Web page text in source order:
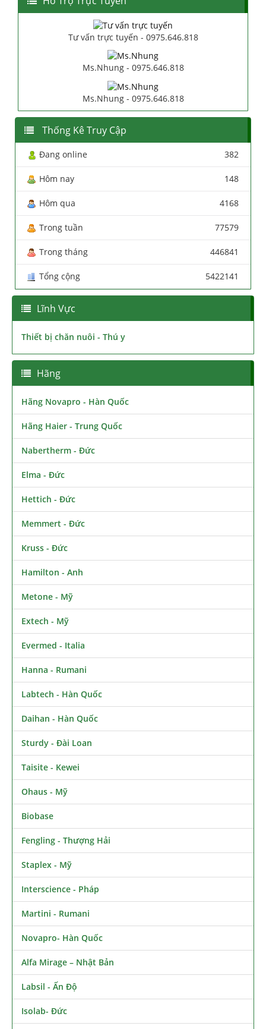
Tư vấn trực tuyến - 0975.646.818
Ms.Nhung - 0975.646.818
Ms.Nhung - 0975.646.818
Thống Kê Truy Cập
Đang online 382
Hôm nay 148
Hôm qua 4168
Trong tuần 77579
Trong tháng 446841
Tổng cộng 5422141
Lĩnh Vực
Thiết bị chăn nuôi - Thú y
Hãng
Hãng Novapro - Hàn Quốc
Hãng Haier - Trung Quốc
Nabertherm - Đức
Elma - Đức
Hettich - Đức
Memmert - Đức
Kruss - Đức
Hamilton - Anh
Metone - Mỹ
Extech - Mỹ
Evermed - Italia
Hanna - Rumani
Labtech - Hàn Quốc
Daihan - Hàn Quốc
Sturdy - Đài Loan
Taisite - Kewei
Ohaus - Mỹ
Biobase
Fengling - Thượng Hải
Staplex - Mỹ
Interscience - Pháp
Martini - Rumani
Novapro- Hàn Quốc
Alfa Mirage – Nhật Bản
Labsil - Ấn Độ
Isolab- Đức